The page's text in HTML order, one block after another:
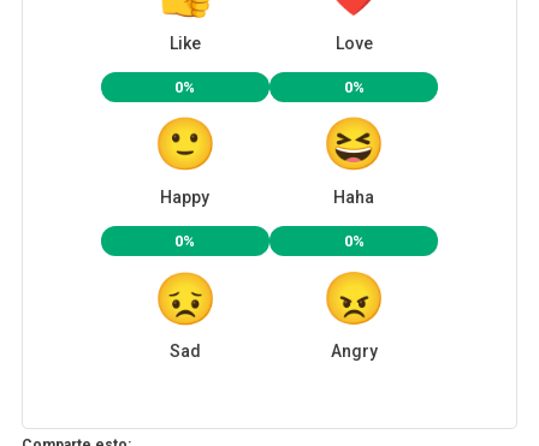
Like Love
0%
Happy
0%
Haha
0%
Sad
0%
Angry